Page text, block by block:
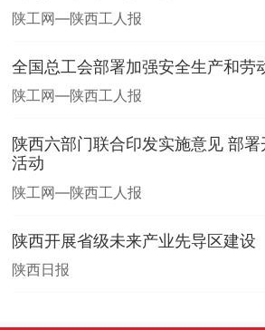
陕工网—陕西工人报
全国总工会部署加强安全生产和劳
陕工网—陕西工人报
陕西六部门联合印发实施意见 部
活动
陕工网—陕西工人报
陕西开展省级未来产业先导区建设
陕西日报